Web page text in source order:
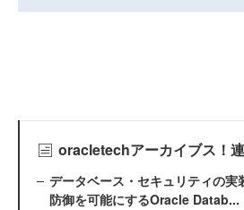
oracletechアーカイブス！
データベース・セキュリティの
防御を可能にするOracle Datab...